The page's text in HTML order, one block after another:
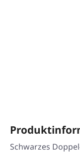
Schwarzes